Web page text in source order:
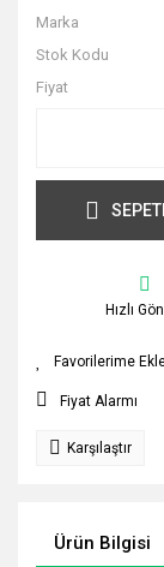
Marka
Stok Kodu
Fiyat
Hızlı
Fiyat Alarmı
Karşılaştır
Ürün Bilgisi